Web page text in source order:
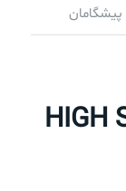
پیشگامان